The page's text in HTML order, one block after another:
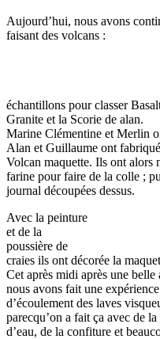
Aujourd’hui, nous avons
faisant des volcans :
échantillons pour classer
Granite et la Scorie de alan.
Marine Clémentine et Merlin
Alan et Guillaume ont
Volcan maquette. Ils ont alors
farine pour faire de la colle ;
journal découpées dessus.
Avec la peinture
et de la
poussière de
craies ils ont décorée la
Cet après midi après une
nous avons fait une
d’écoulement des laves
parecqu’on a fait ça avec de
d’eau, de la confiture et